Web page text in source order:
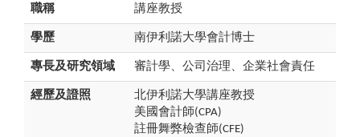
職稱 講座教授
學歷 南伊利諾大學會計博士
專長及研究領域 審計學、公司治理、企業社會責任
經歷及證照
北伊利諾大學講座教授
美國會計師(CPA)
​​​​​​註冊舞弊檢查師(CFE)